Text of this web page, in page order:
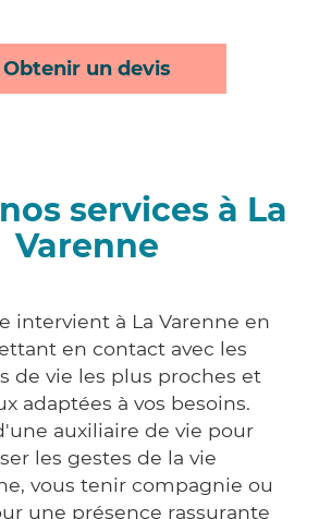
Obtenir un devis
services à La
Varenne
intervient à La Varenne en
en contact avec les
de vie les plus proches et
adaptées à vos besoins.
auxiliaire de vie pour
les gestes de la vie
vous tenir compagnie ou
une présence rassurante